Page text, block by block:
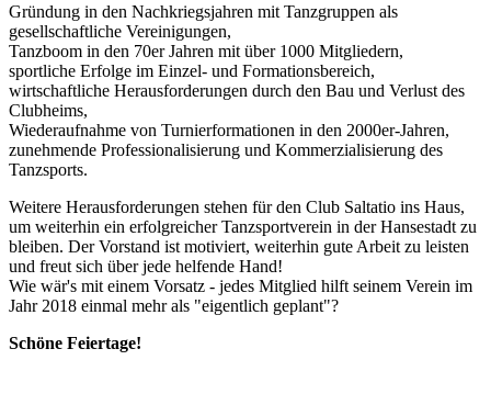
Gründung in den Nachkriegsjahren mit Tanzgruppen als
gesellschaftliche Vereinigungen,
Tanzboom in den 70er Jahren mit über 1000 Mitgliedern,
sportliche Erfolge im Einzel- und Formationsbereich,
wirtschaftliche Herausforderungen durch den Bau und Verlust des
Clubheims,
Wiederaufnahme von Turnierformationen in den 2000er-Jahren,
zunehmende Professionalisierung und Kommerzialisierung des
Tanzsports.
Weitere Herausforderungen stehen für den Club Saltatio ins Haus,
um weiterhin ein erfolgreicher Tanzsportverein in der Hansestadt zu
bleiben. Der Vorstand ist motiviert, weiterhin gute Arbeit zu leisten
und freut sich über jede helfende Hand!
Wie wär's mit einem Vorsatz - jedes Mitglied hilft seinem Verein im
Jahr 2018 einmal mehr als "eigentlich geplant"?
Schöne Feiertage!